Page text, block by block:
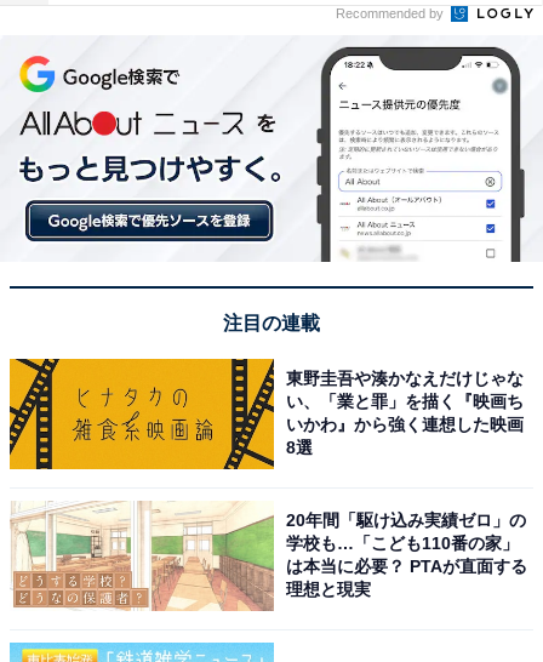
Recommended by
注目の連載
東野圭吾や湊かなえだけじゃな
い、「業と罪」を描く『映画ち
いかわ』から強く連想した映画
8選
20年間「駆け込み実績ゼロ」の
学校も…「こども110番の家」
は本当に必要？ PTAが直面する
理想と現実